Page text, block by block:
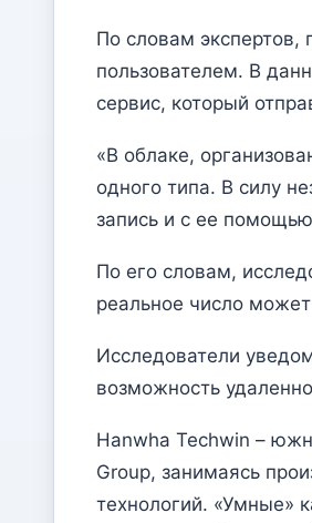
По словам экспертов,
пользователем. В
сервис, который
«В облаке,
одного типа. В силу
запись и с ее
По его словам,
реальное число
Исследователи
возможность
Hanwha Techwin –
Group, занимаясь
технологий. «Умные»